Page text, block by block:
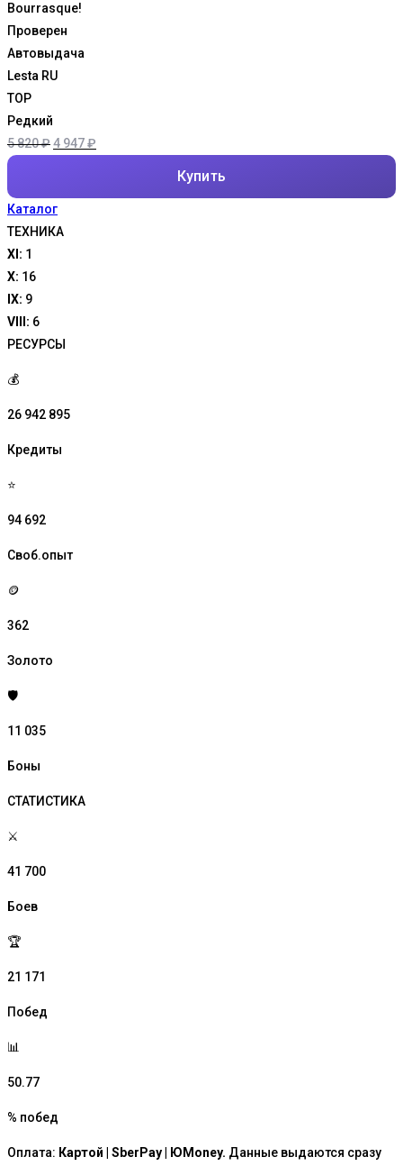
Bourrasque!
Проверен
Автовыдача
Lesta RU
TOP
Редкий
5 820₽Первоначальная
5
820 ₽.
4 947₽
Купить
Каталог
ТЕХНИКА
XI: 1
X: 16
IX: 9
VIII: 6
РЕСУРСЫ
💰
26 942 895
Кредиты
⭐
94 692
Своб.опыт
🪙
362
Золото
🛡️
11 035
Боны
СТАТИСТИКА
⚔️
41 700
Боев
🏆
21 171
Побед
📊
50.77
% побед
Оплата: Картой | SberPay | ЮMoney. Данные выдаются сразу